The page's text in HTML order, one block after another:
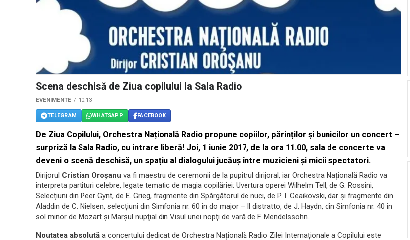
Scena deschisă de Ziua copilului la Sala Radio
EVENIMENTE 10:13
TELEGRAM WHATSAPP FACEBOOK
De Ziua Copilului, Orchestra Națională Radio propune copiilor, părinților și bunicilor un concert –
surpriză la Sala Radio, cu intrare liberă! Joi, 1 iunie 2017, de la ora 11.00, sala de concerte va
deveni o scenă deschisă, un spațiu al dialogului jucăuș între muzicieni și micii spectatori.
Dirijorul Cristian Oroșanu va fi maestru de ceremonii de la pupitrul dirijoral, iar Orchestra Națională Radio va
interpreta partituri celebre, legate tematic de magia copilăriei: Uvertura operei Wilhelm Tell, de G. Rossini,
Selecțiuni din Peer Gynt, de E. Grieg, fragmente din Spărgătorul de nuci, de P. I. Ceaikovski, dar și fragmente din
Aladdin de C. Nielsen, selecțiuni din Simfonia nr. 60 în do major – Il distratto, de J. Haydn, din Simfonia nr. 40 în
sol minor de Mozart şi Marşul nupţial din Visul unei nopţi de vară de F. Mendelssohn.
Noutatea absolută a concertului dedicat de Orchestra Națională Radio Zilei Internaționale a Copilului este